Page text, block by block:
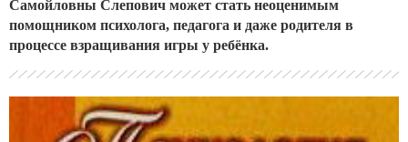
Самойловны Слепович может стать неоценимым
помощником психолога, педагога и даже родителя в
процессе взращивания игры у ребёнка.